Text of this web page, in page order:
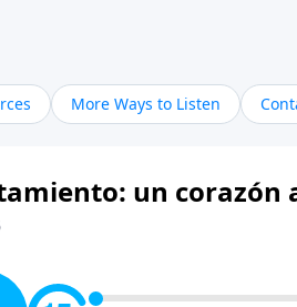
More Ways to Listen
un corazón